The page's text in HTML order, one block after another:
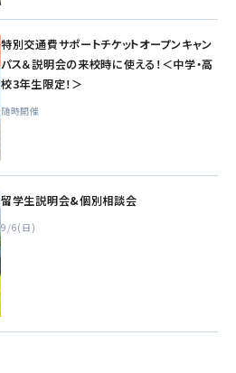
特別交通費サポートチケットオープンキャン
パス＆説明会の来校時に使える！＜中学・高
校3年生限定！＞
随時開催
留学生説明会&個別相談会
9/6(日)